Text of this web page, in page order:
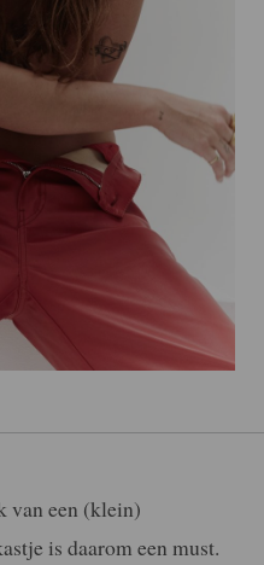
van een (klein)
is daarom een must.